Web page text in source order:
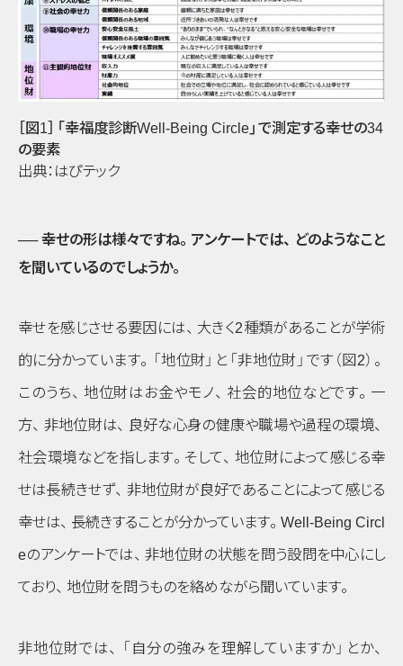
［図1］ 「幸福度診断Well-Being Circle」 で測定する幸せの34
の要素
出典：はぴテック
── 幸せの形は様々ですね。 アンケートでは、 どのようなこと
を聞いているのでしょうか。
幸せを感じさせる要因には、 大きく2種類があることが学術
的に分かっています。 「地位財」 と 「非地位財」 です （図2） 。
このうち、 地位財はお金やモノ、 社会的地位などです。 一
方、 非地位財は、 良好な心身の健康や職場や過程の環境、
社会環境などを指します。 そして、 地位財によって感じる幸
せは長続きせず、 非地位財が良好であることによって感じる
幸せは、 長続きすることが分かっています。 Well-Being Circl
eのアンケートでは、 非地位財の状態を問う設問を中心にし
ており、 地位財を問うものを絡めながら聞いています。
非地位財では、 「自分の強みを理解していますか」 とか、